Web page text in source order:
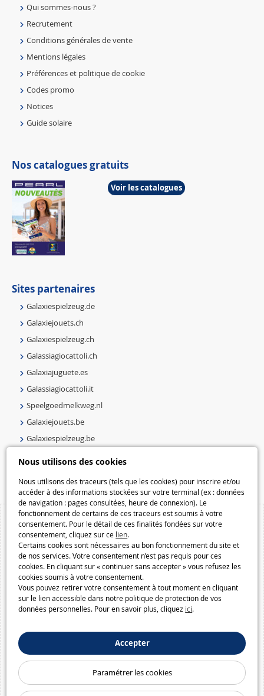
Nous utilisons des cookies
Nous utilisons des traceurs (tels que les cookies) pour inscrire et/ou
accéder à des informations stockées sur votre terminal (ex : données
de navigation : pages consultées, heure de connexion). Le
fonctionnement de certains de ces traceurs est soumis à votre
consentement. Pour le détail de ces finalités fondées sur votre
consentement, cliquez sur ce lien.
Certains cookies sont nécessaires au bon fonctionnement du site et
de nos services. Votre consentement n’est pas requis pour ces
cookies. En cliquant sur « continuer sans accepter » vous refusez les
cookies soumis à votre consentement.
Vous pouvez retirer votre consentement à tout moment en cliquant
sur le lien accessible dans notre politique de protection de vos
données personnelles. Pour en savoir plus, cliquez ici.
Accepter
Paramétrer les cookies
Qui sommes-nous ?
Recrutement
Conditions générales de vente
Mentions légales
Préférences et politique de cookie
Codes promo
Notices
Guide solaire
Nos catalogues gratuits
Voir les catalogues
Sites partenaires
Galaxiespielzeug.de
Galaxiejouets.ch
Galaxiespielzeug.ch
Galassiagiocattoli.ch
Galaxiajuguete.es
Galassiagiocattoli.it
Speelgoedmelkweg.nl
Galaxiejouets.be
Galaxiespielzeug.be